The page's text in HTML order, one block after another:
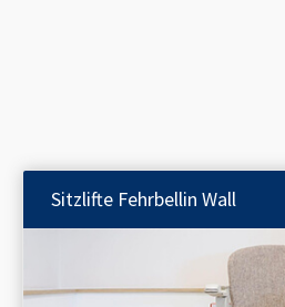
Sitzlifte Fehrbellin Wall